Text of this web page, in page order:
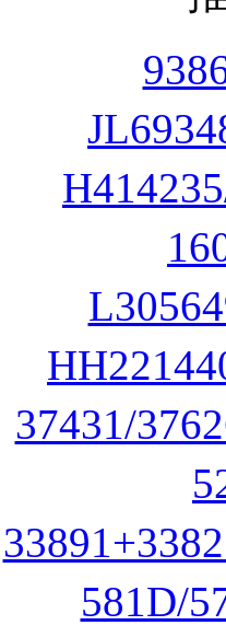
37431/
581D/